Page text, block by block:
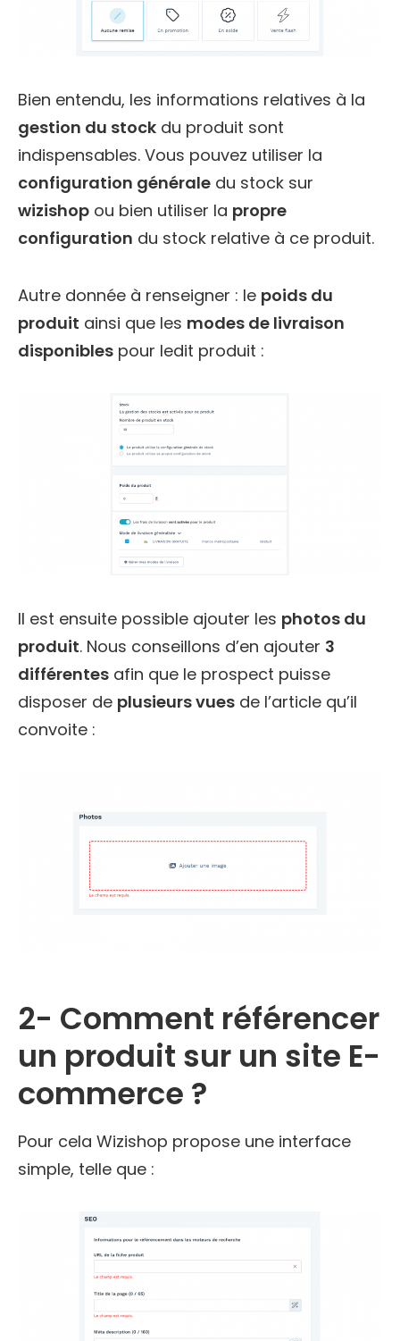
Bien entendu, les informations relatives à la
gestion du stock du produit sont
indispensables. Vous pouvez utiliser la
configuration générale du stock sur
wizishop ou bien utiliser la propre
configuration du stock relative à ce produit.
Autre donnée à renseigner : le poids du
produit ainsi que les modes de livraison
disponibles pour ledit produit :
Il est ensuite possible ajouter les photos du
produit. Nous conseillons d’en ajouter 3
différentes afin que le prospect puisse
disposer de plusieurs vues de l’article qu’il
convoite :
2- Comment référencer
un produit sur un site E-
commerce ?
Pour cela Wizishop propose une interface
simple, telle que :